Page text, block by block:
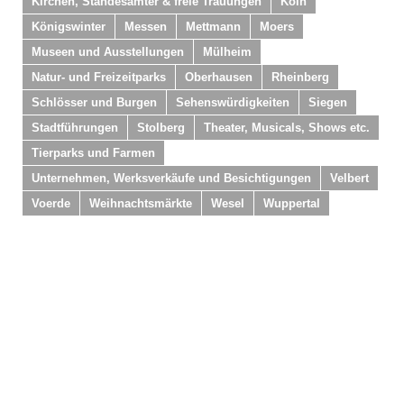
Königswinter
Messen Mettmann
Moers
Museen und Ausstellungen
Mülheim
Natur- und Freizeitparks
Oberhausen
Rheinberg
Schlösser und Burgen
Sehenswürdigkeiten
Siegen
Stadtführungen
Stolberg
Theater, Musicals, Shows etc.
Tierparks und Farmen
Unternehmen, Werksverkäufe und Besichtigungen
Velbert
Voerde
Weihnachtsmärkte Wesel Wuppertal